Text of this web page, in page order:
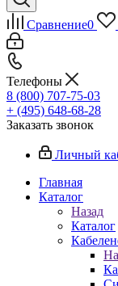
Сравнение0
Телефоны
8 (800) 707-75-03
+ (495) 648-68-28
Заказать звонок
Личный
Главная
Каталог
Назад
Каталог